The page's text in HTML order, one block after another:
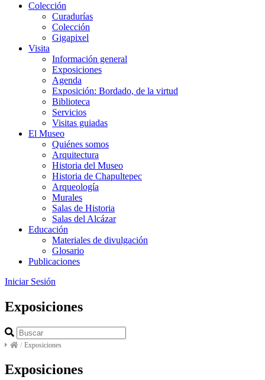
Colección
Curadurías
Colección
Gigapixel
Visita
Información general
Exposiciones
Agenda
Exposición: Bordado, de la virtud
Biblioteca
Servicios
Visitas guiadas
El Museo
Quiénes somos
Arquitectura
Historia del Museo
Historia de Chapultepec
Arqueología
Murales
Salas de Historia
Salas del Alcázar
Educación
Materiales de divulgación
Glosario
Publicaciones
Iniciar Sesión
Exposiciones
/ Exposiciones
Exposiciones